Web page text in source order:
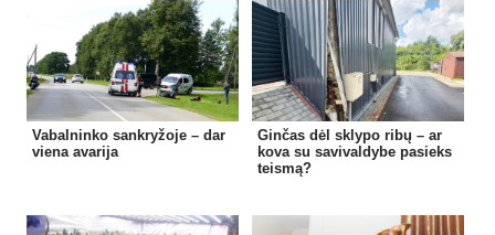
Vabalninko sankryžoje – dar
viena avarija
Ginčas dėl sklypo ribų – ar
kova su savivaldybe pasieks
teismą?